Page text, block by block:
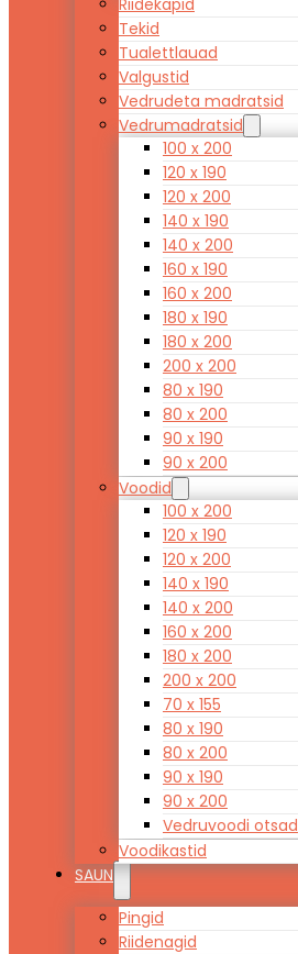
Riidekapid
Tekid
Tualettlauad
Valgustid
Vedrudeta madratsid
Vedrumadratsid
100 x 200
120 x 190
120 x 200
140 x 190
140 x 200
160 x 190
160 x 200
180 x 190
180 x 200
200 x 200
80 x 190
80 x 200
90 x 190
90 x 200
Voodid
100 x 200
120 x 190
120 x 200
140 x 190
140 x 200
160 x 200
180 x 200
200 x 200
70 x 155
80 x 190
80 x 200
90 x 190
90 x 200
Vedruvoodi otsad
Voodikastid
SAUN
Pingid
Riidenagid